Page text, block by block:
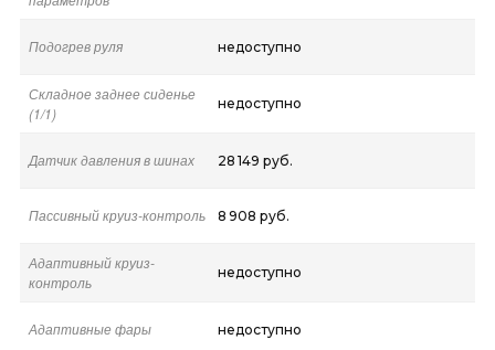
Подогрев руля недоступно
Складное заднее сиденье
(1/1)
недоступно
Датчик давления в шинах 28 149 руб.
Пассивный круиз-контроль 8 908 руб.
Адаптивный круиз-
контроль
недоступно
Адаптивные фары недоступно